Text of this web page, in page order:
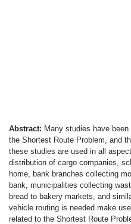
Abstract: Many studies have
the Shortest Route Problem, and
these studies are used in all
distribution of cargo companies,
home, bank branches collecting
bank, municipalities collecting
bread to bakery markets, and
vehicle routing is needed make
related to the Shortest Route